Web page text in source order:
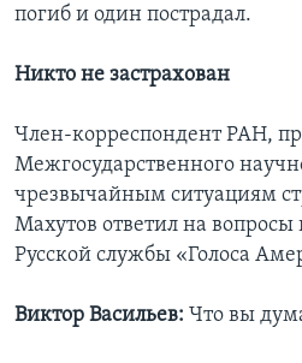
погиб и один пострадал.
Никто не застрахован
Член-корреспондент РАН,
Межгосударственного
чрезвычайным ситуациям
Махутов ответил на вопросы
Русской службы «Голоса
Виктор Васильев: Что вы